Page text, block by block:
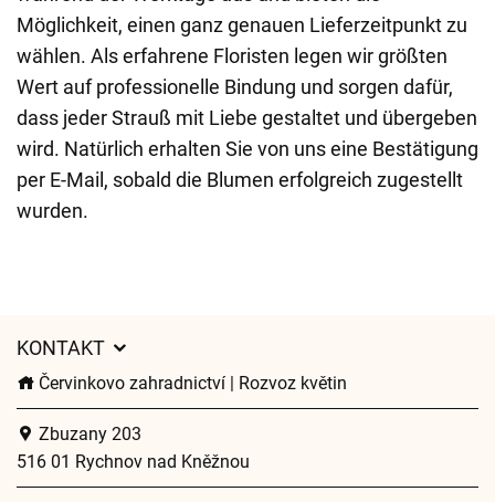
Möglichkeit, einen ganz genauen Lieferzeitpunkt zu
wählen. Als erfahrene Floristen legen wir größten
Wert auf professionelle Bindung und sorgen dafür,
dass jeder Strauß mit Liebe gestaltet und übergeben
wird. Natürlich erhalten Sie von uns eine Bestätigung
per E-Mail, sobald die Blumen erfolgreich zugestellt
wurden.
KONTAKT
Červinkovo zahradnictví | Rozvoz květin
Zbuzany 203
516 01 Rychnov nad Kněžnou